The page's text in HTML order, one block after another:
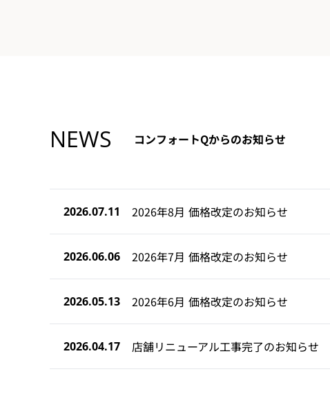
NEWS コンフォートQからのお知らせ
2026.07.11 2026年8月 価格改定のお知らせ
2026.06.06 2026年7月 価格改定のお知らせ
2026.05.13 2026年6月 価格改定のお知らせ
2026.04.17 店舗リニューアル工事完了のお知らせ